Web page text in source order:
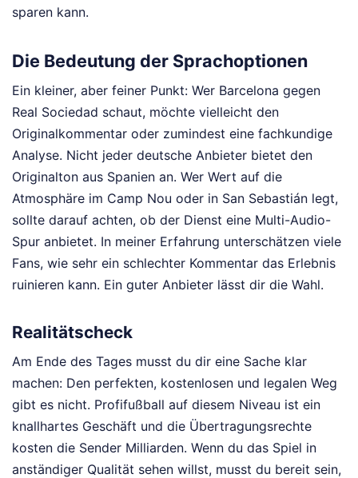
sparen kann.
Die Bedeutung der Sprachoptionen
Ein kleiner, aber feiner Punkt: Wer Barcelona gegen
Real Sociedad schaut, möchte vielleicht den
Originalkommentar oder zumindest eine fachkundige
Analyse. Nicht jeder deutsche Anbieter bietet den
Originalton aus Spanien an. Wer Wert auf die
Atmosphäre im Camp Nou oder in San Sebastián legt,
sollte darauf achten, ob der Dienst eine Multi-Audio-
Spur anbietet. In meiner Erfahrung unterschätzen viele
Fans, wie sehr ein schlechter Kommentar das Erlebnis
ruinieren kann. Ein guter Anbieter lässt dir die Wahl.
Realitätscheck
Am Ende des Tages musst du dir eine Sache klar
machen: Den perfekten, kostenlosen und legalen Weg
gibt es nicht. Profifußball auf diesem Niveau ist ein
knallhartes Geschäft und die Übertragungsrechte
kosten die Sender Milliarden. Wenn du das Spiel in
anständiger Qualität sehen willst, musst du bereit sein,